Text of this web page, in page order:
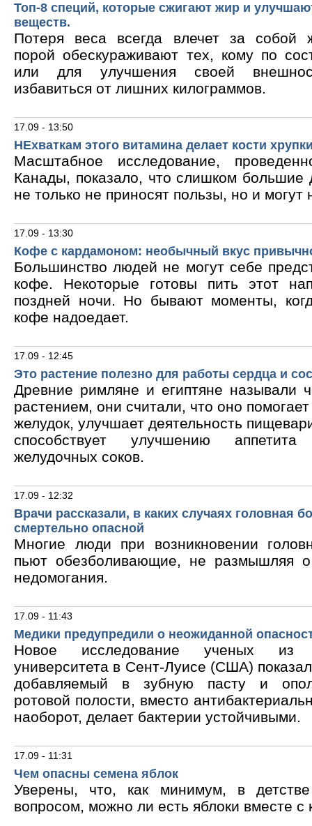
Топ-8 специй, которые сжигают жир и
веществ.
Потеря веса всегда влечет за собой
порой обескураживают тех, кому по
или для улучшения своей
избавиться от лишних килограммов.
17.09 - 13:50
НЕхваткам этого витамина делает кости
Масштабное исследование,
Канады, показало, что слишком большие
не только не приносят пользы, но и могут
17.09 - 13:30
Кофе с кардамоном: необычный вкус
Большинство людей не могут себе
кофе. Некоторые готовы пить этот
поздней ночи. Но бывают моменты,
кофе надоедает.
17.09 - 12:45
Это растение полезно для работы сердца и
Древние римляне и египтяне называли
растением, они считали, что оно
желудок, улучшает деятельность
способствует улучшению
желудочных соков.
17.09 - 12:32
Врачи рассказали, в каких случаях головная
смертельно опасной
Многие люди при возникновении
пьют обезболивающие, не размышляя о
недомогания.
17.09 - 11:43
Медики предупредили о неожиданной
Новое исследование ученых из
университета в Сент-Луисе (США)
добавляемый в зубную пасту и
ротовой полости, вместо
наоборот, делает бактерии устойчивыми.
17.09 - 11:31
Чем опасны семена яблок
Уверены, что, как минимум, в
вопросом, можно ли есть яблоки вместе с